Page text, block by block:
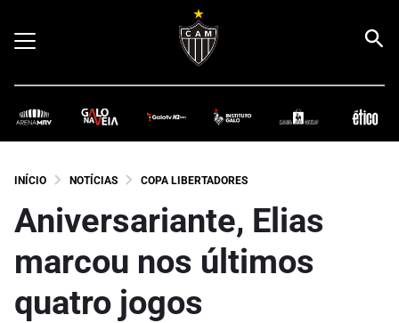
INÍCIO NOTÍCIAS COPA LIBERTADORES
Aniversariante, Elias
marcou nos últimos
quatro jogos